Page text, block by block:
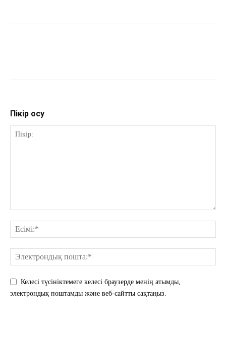
Пікір қосу
Келесі түсініктемеге келесі браузерде менің атымды,
электрондық поштамды және веб-сайтты сақтаңыз.